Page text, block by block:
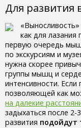
Для развития
как для
первую очередь
по экскурсиям и
нужна скорее
группы мышц и
интенсивности.
позволяющей как
на далекие
задыхаться после
развития подойдут